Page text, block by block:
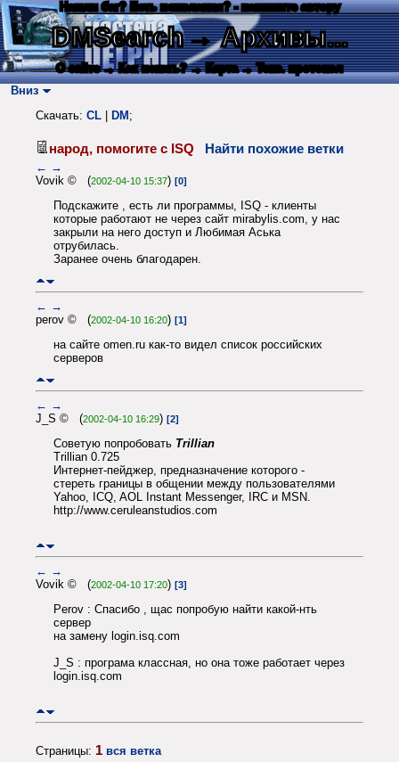
Нашли баг? Есть пожелания? - напишите автору
DMSearch→ Архивы...
О сайте → Как искать? → Карта → Текс. протокол
Вниз
Скачать: CL DM ;
народ, помогите с ISQ Найти похожие ветки
← →
Vovik © (2002-04-10 15:37) [0]
Подскажите , есть ли программы, ISQ - клиенты
которые работают не через сайт mirabylis.com, у нас
закрыли на него доступ и Любимая Аська
отрубилась.
Заранее очень благодарен.
← →
perov © (2002-04-10 16:20) [1]
на сайте omen.ru как-то видел список российских
серверов
← →
J_S © (2002-04-10 16:29) [2]
Советую попробовать Trillian
Trillian 0.725
Интернет-пейджер, предназначение которого -
стереть границы в общении между пользователями
Yahoo, ICQ, AOL Instant Messenger, IRC и MSN.
http://www.ceruleanstudios.com
← →
Vovik © (2002-04-10 17:20) [3]
Perov : Спасибо , щас попробую найти какой-нть
сервер
на замену login.isq.com
J_S : програма классная, но она тоже работает через
login.isq.com
Страницы: 1 вся ветка